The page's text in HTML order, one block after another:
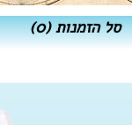
סל הזמנות(0)